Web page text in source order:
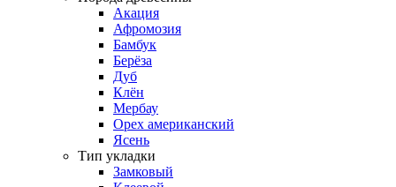
Акация
Афромозия
Бамбук
Берёза
Дуб
Клён
Мербау
Орех американский
Ясень
Тип укладки
Замковый